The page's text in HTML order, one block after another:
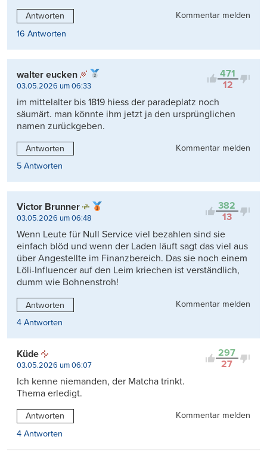
Antworten
Kommentar melden
16 Antworten
471
12
walter eucken
03.05.2026 um 06:33
im mittelalter bis 1819 hiess der paradeplatz noch
säumärt. man könnte ihm jetzt ja den ursprünglichen
namen zurückgeben.
Antworten
Kommentar melden
5 Antworten
382
13
Victor Brunner
03.05.2026 um 06:48
Wenn Leute für Null Service viel bezahlen sind sie
einfach blöd und wenn der Laden läuft sagt das viel aus
über Angestellte im Finanzbereich. Das sie noch einem
Löli-Influencer auf den Leim kriechen ist verständlich,
dumm wie Bohnenstroh!
Antworten
Kommentar melden
4 Antworten
297
27
Küde
03.05.2026 um 06:07
Ich kenne niemanden, der Matcha trinkt.
Thema erledigt.
Antworten
Kommentar melden
4 Antworten